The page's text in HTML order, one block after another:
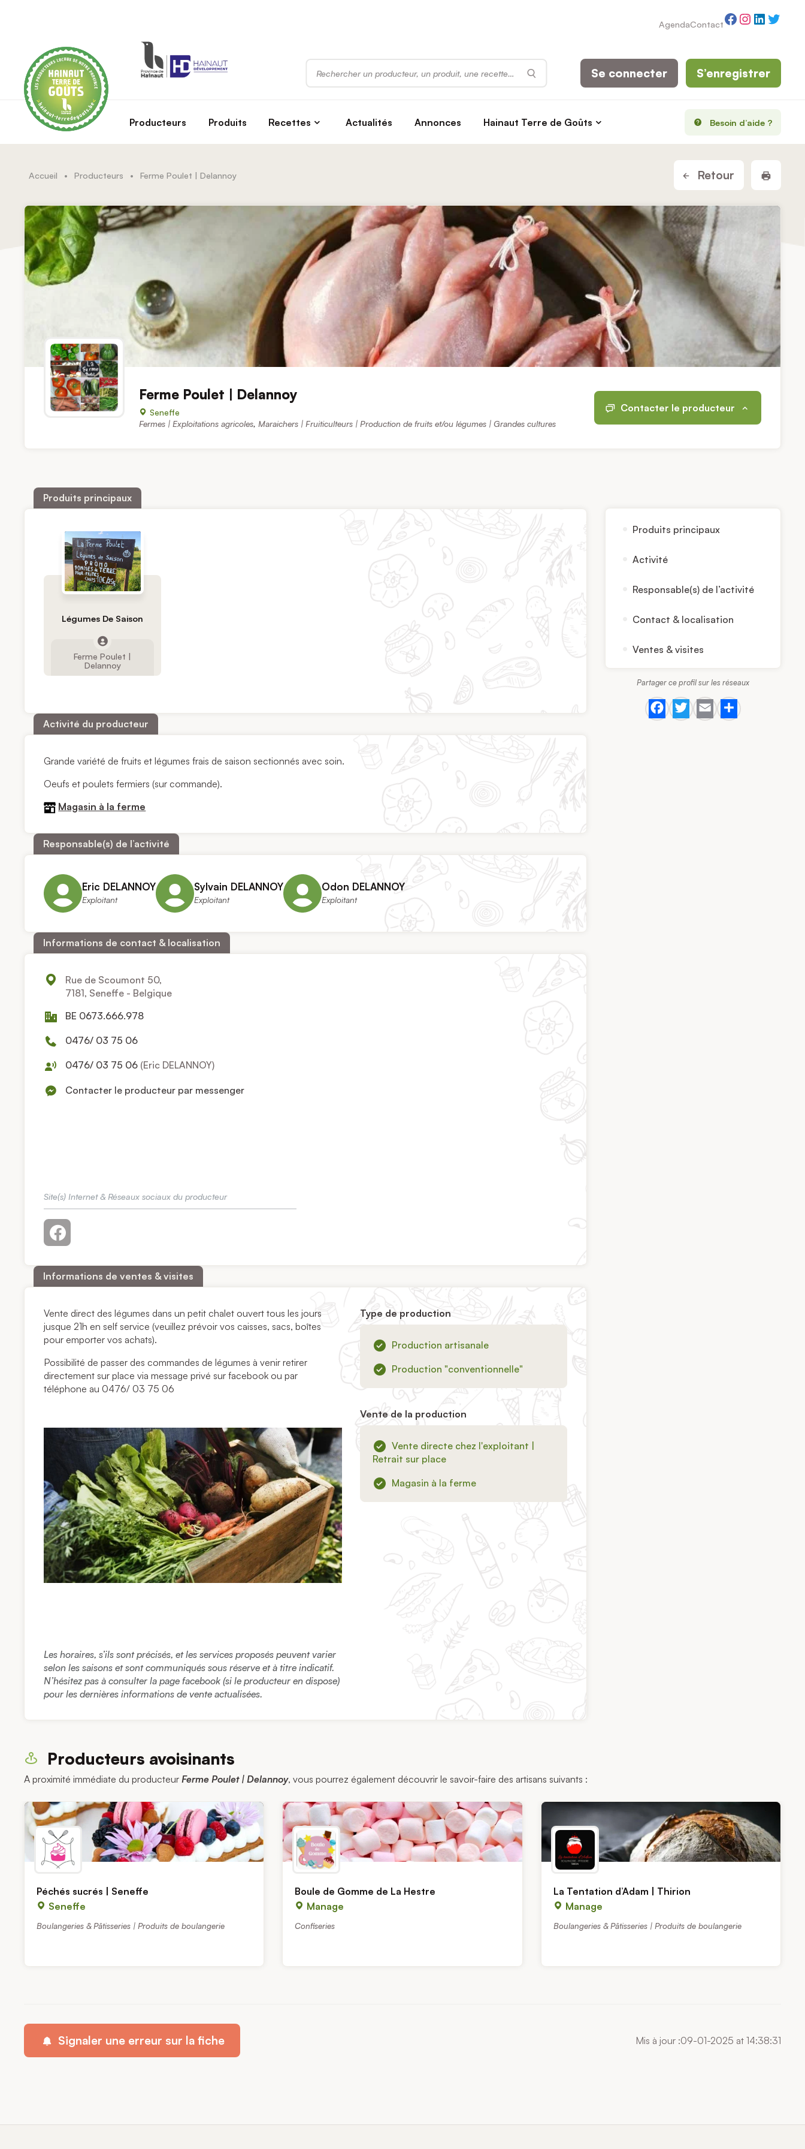
AgendaContactFacebook
Instagram
Rechercher
Producteurs Produits Recettes Actualités Annonces Hainaut Terre de Goûts Besoin d’aide ?
Se connecter S’enregistrer
Accueil • Producteurs • Ferme Poulet | Delannoy Retour
Ferme Poulet | Delannoy
Seneffe
Fermes | Exploitations agricoles, Maraichers | Fruiticulteurs | Production de fruits et/ou légumes | Grandes cultures
Contacter le producteur
Produits principaux
Légumes De Saison
Ferme Poulet |
Delannoy
Activité du producteur
Grande variété de fruits et légumes frais de saison sectionnés avec soin.
Oeufs et poulets fermiers (sur commande).
Magasin à la ferme
Responsable(s) de l’activité
Eric DELANNOY
Exploitant
Sylvain DELANNOY
Exploitant
Odon DELANNOY
Exploitant
Informations de contact & localisation
Rue de Scoumont 50,
7181, Seneffe - Belgique
BE 0673.666.978
0476/ 03 75 06
0476/ 03 75 06 (Eric DELANNOY)
Contacter le producteur par messenger
Site(s) Internet & Réseaux sociaux du producteur
Informations de ventes & visites
Vente direct des légumes dans un petit chalet ouvert tous les jours
jusque 21h en self service (veuillez prévoir vos caisses, sacs, boîtes
pour emporter vos achats).
Possibilité de passer des commandes de légumes à venir retirer
directement sur place via message privé sur facebook ou par
téléphone au 0476/ 03 75 06
Les horaires, s’ils sont précisés, et les services proposés peuvent varier
selon les saisons et sont communiqués sous réserve et à titre indicatif.
N’hésitez pas à consulter la page facebook (si le producteur en dispose)
pour les dernières informations de vente actualisées.
Type de production
Production artisanale
Production "conventionnelle"
Vente de la production
Vente directe chez l'exploitant |
Retrait sur place
Magasin à la ferme
Produits principaux
Activité
Responsable(s) de l’activité
Contact & localisation
Ventes & visites
Partager ce profil sur les réseaux
Facebook
Twitter
EmailShare
Producteurs avoisinants
A proximité immédiate du producteur Ferme Poulet | Delannoy, vous pourrez également découvrir le savoir-faire des artisans suivants :
Péchés sucrés | Seneffe
Seneffe
Boulangeries & Pâtisseries | Produits de boulangerie
Boule de Gomme de La Hestre
Manage
Confiseries
La Tentation d’Adam | Thirion
Manage
Boulangeries & Pâtisseries | Produits de boulangerie
Signaler une erreur sur la fiche Mis à jour :09-01-2025 at 14:38:31